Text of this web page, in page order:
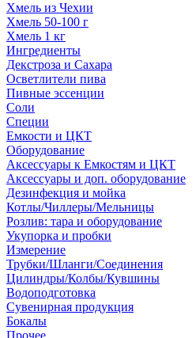
Хмель из Чехии
Хмель 50-100 г
Хмель 1 кг
Ингредиенты
Декстроза и Сахара
Осветлители пива
Пивные эссенции
Соли
Специи
Емкости и ЦКТ
Оборудование
Аксессуары к Емкостям и ЦКТ
Аксессуары и доп. оборудование
Дезинфекция и мойка
Котлы/Чиллеры/Мельницы
Розлив: тара и оборудование
Укупорка и пробки
Измерение
Трубки/Шланги/Соединения
Цилиндры/Колбы/Кувшины
Водоподготовка
Сувенирная продукция
Бокалы
Прочее